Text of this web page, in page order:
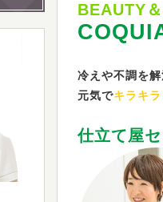
BEAUTY
冷えや不調を
元気でキラキ
仕立て屋